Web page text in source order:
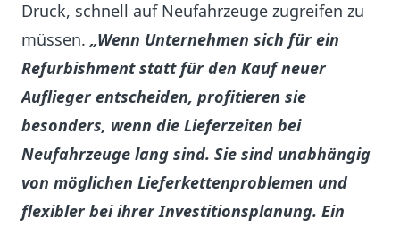
Druck, schnell auf Neufahrzeuge zugreifen zu
müssen. „Wenn Unternehmen sich für ein
Refurbishment statt für den Kauf neuer
Auflieger entscheiden, profitieren sie
besonders, wenn die Lieferzeiten bei
Neufahrzeuge lang sind. Sie sind unabhängig
von möglichen Lieferkettenproblemen und
flexibler bei ihrer Investitionsplanung. Ein